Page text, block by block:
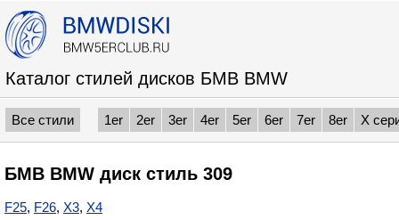
Каталог стилей дисков БМВ BMW
Все стили 1er 2er 3er 4er 5er 6er 7er 8er X
БМВ BMW диск стиль 309
F25, F26, X3, X4